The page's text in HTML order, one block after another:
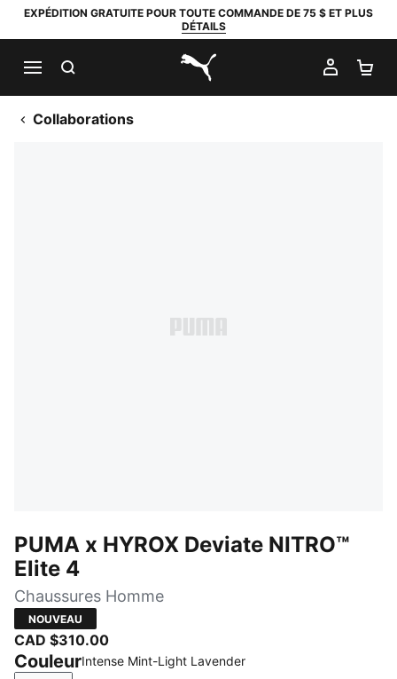
EXPÉDITION GRATUITE POUR TOUTE COMMANDE DE 75 $ ET PLUS
DÉTAILS
PUMA.com
MON
Collaborations
PUMA x HYROX Deviate NITRO™
Elite 4
Chaussures Homme
NOUVEAU
CAD $310.00
CouleurIntense Mint-Light Lavender